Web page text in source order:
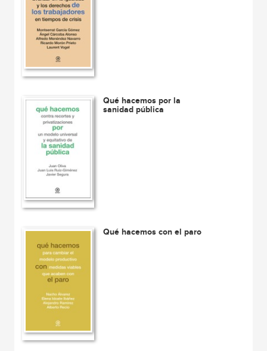
Qué hacemos por la
sanidad pública
Qué hacemos con el paro